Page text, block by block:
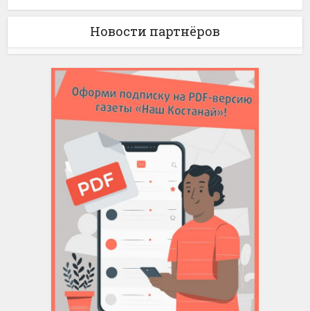
Новости партнёров